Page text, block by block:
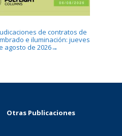
de contratos de
e iluminación: jueves
agosto de 2026→
Otras Publicaciones